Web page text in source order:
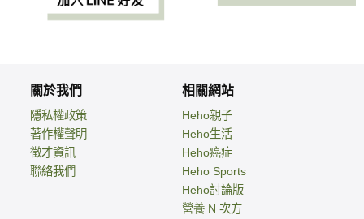
關於我們
隱私權政策
著作權聲明
徵才資訊
聯絡我們
相關網站
Heho親子
Heho生活
Heho癌症
Heho Sports
Heho討論版
營養 N 次方